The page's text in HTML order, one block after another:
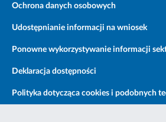
Ochrona danych osobowych
Udostępnianie informacji na wniosek
Ponowne wykorzystywanie informacji
Deklaracja dostępności
Polityka dotycząca cookies i podobnych